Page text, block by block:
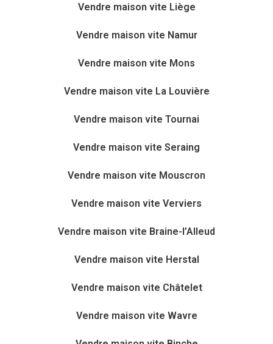
Vendre maison vite Liège
Vendre maison vite Namur
Vendre maison vite Mons
Vendre maison vite La Louvière
Vendre maison vite Tournai
Vendre maison vite Seraing
Vendre maison vite Mouscron
Vendre maison vite Verviers
Vendre maison vite Braine-l’Alleud
Vendre maison vite Herstal
Vendre maison vite Châtelet
Vendre maison vite Wavre